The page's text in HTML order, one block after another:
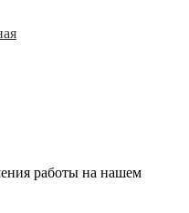
работы на нашем